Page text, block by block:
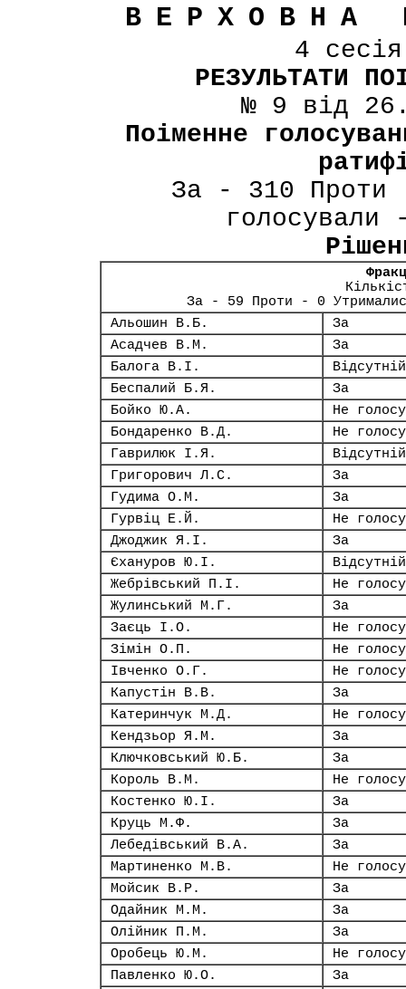
ВЕРХОВНА
4
РЕЗУЛЬТАТИ
№ 9 від
Поіменне
За - 310 Проти
За - 59 Проти - 0
Альошин В.Б.
За
Асадчев В.М.
За
Балога В.І.
Відсутній
Беспалий Б.Я.
За
Бойко Ю.А.
Не
Бондаренко В.Д.
Не
Гаврилюк І.Я.
Відсутній
Григорович Л.С.
За
Гудима О.М.
За
Гурвіц Е.Й.
Не
Джоджик Я.І.
За
Єхануров Ю.І.
Відсутній
Жебрівський П.І.
Не
Жулинський М.Г.
За
Заєць І.О.
Не
Зімін О.П.
Не
Івченко О.Г.
Не
Капустін В.В.
За
Катеринчук М.Д.
Не
Кендзьор Я.М.
За
Ключковський Ю.Б.
За
Король В.М.
Не
Костенко Ю.І.
За
Круць М.Ф.
За
Лебедівський В.А.
За
Мартиненко М.В.
Не
Мойсик В.Р.
За
Одайник М.М.
За
Олійник П.М.
За
Оробець Ю.М.
Не
Павленко Ю.О.
За